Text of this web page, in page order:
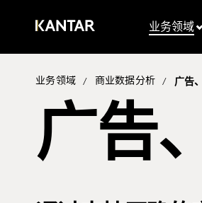
业务领域
业务领域 / 商业数据分析 / 广告
广告